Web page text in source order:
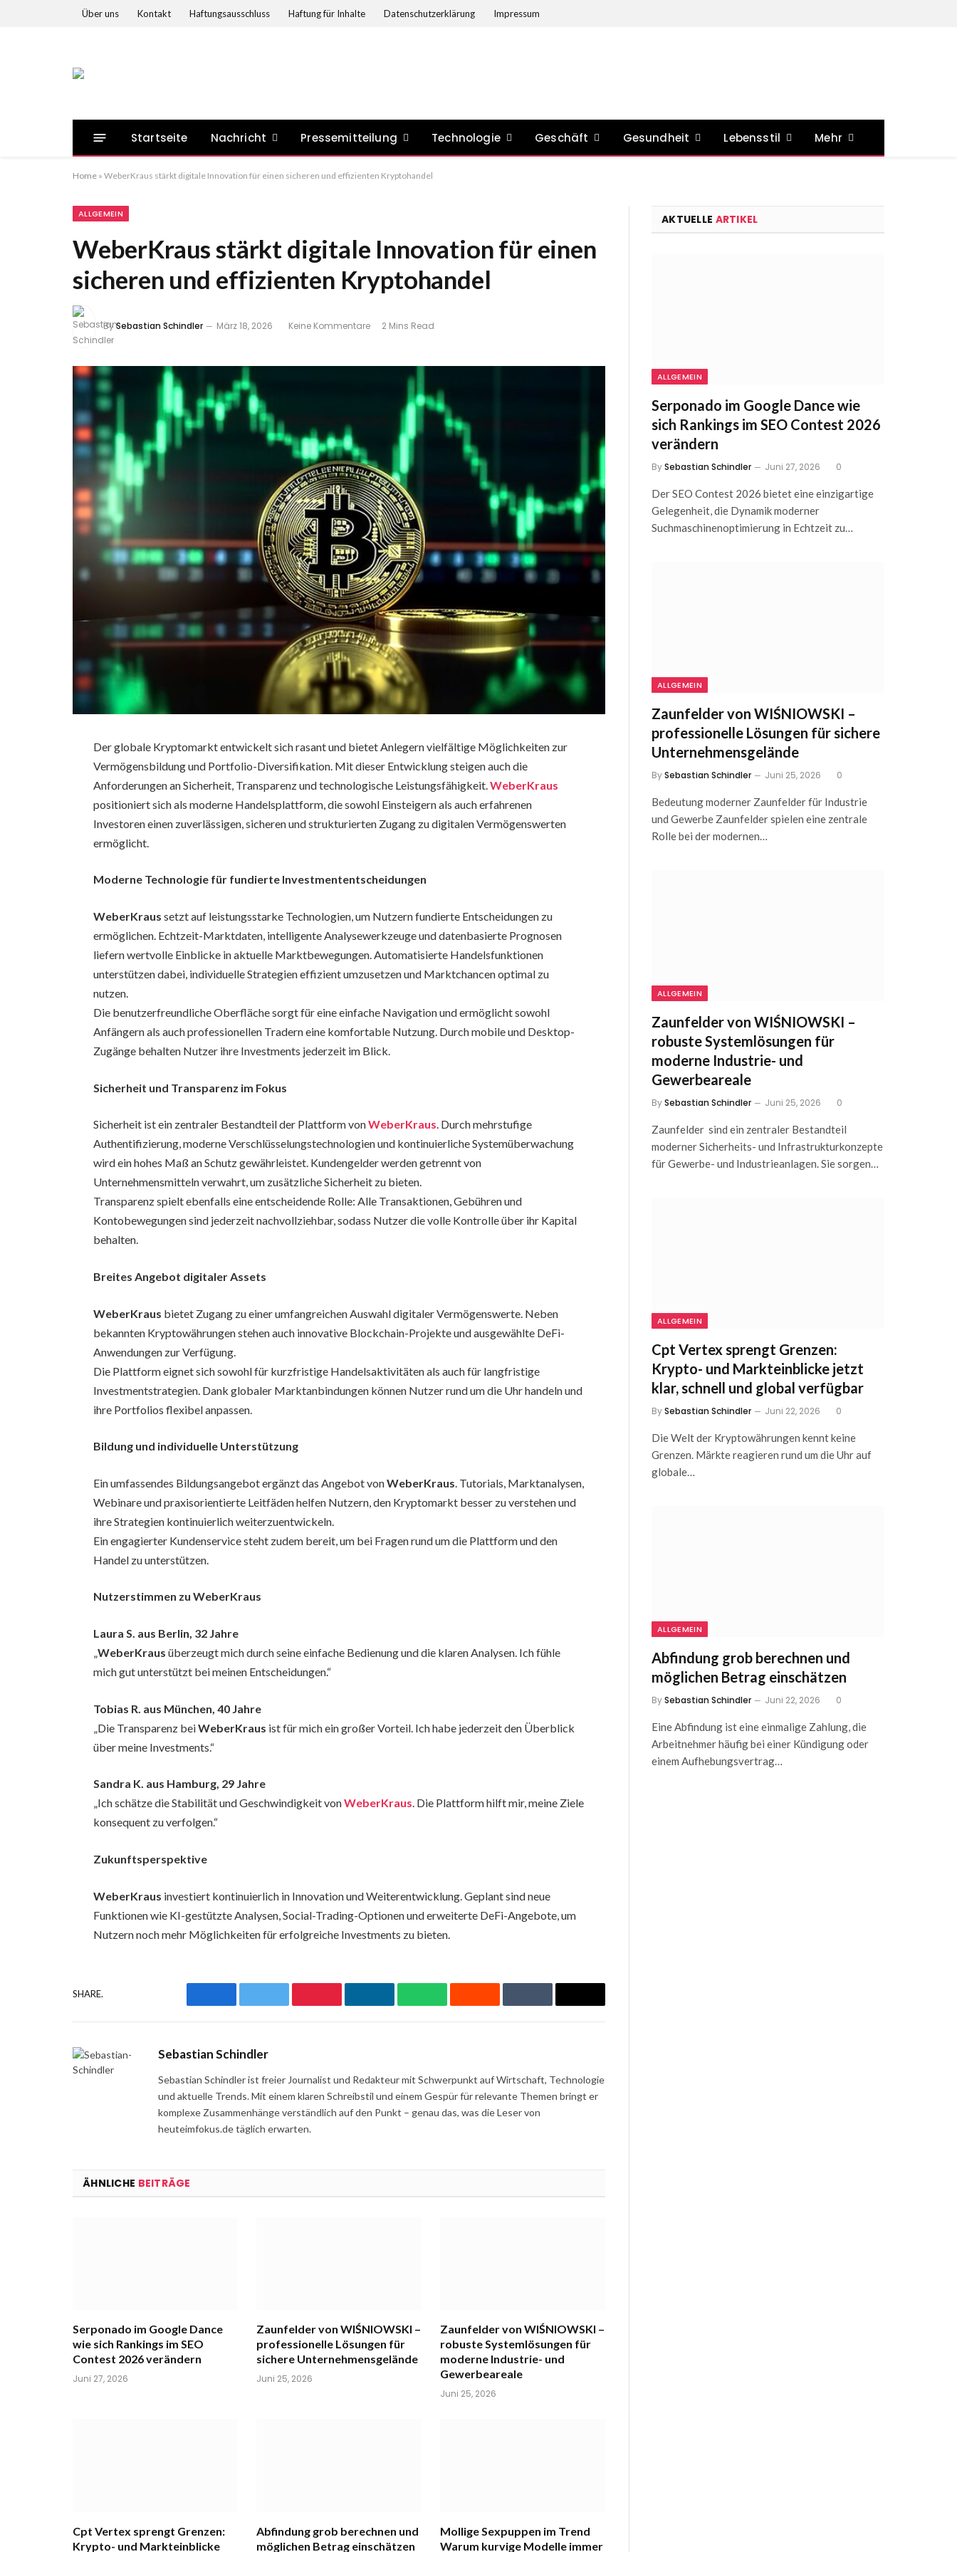
Über uns Kontakt Haftungsausschluss Haftung für Inhalte Datenschutzerklärung Impressum
Startseite Nachricht Pressemitteilung Technologie Geschäft Gesundheit Lebensstil Mehr
Home » WeberKraus stärkt digitale Innovation für einen sicheren und effizienten Kryptohandel
ALLGEMEIN
WeberKraus stärkt digitale Innovation für einen
sicheren und effizienten Kryptohandel
BySebastian Schindler März 18, 2026 Keine Kommentare 2 Mins Read
Der globale Kryptomarkt entwickelt sich rasant und bietet Anlegern vielfältige Möglichkeiten zur
Vermögensbildung und Portfolio-Diversifikation. Mit dieser Entwicklung steigen auch die
Anforderungen an Sicherheit, Transparenz und technologische Leistungsfähigkeit.WeberKraus
positioniert sich als moderne Handelsplattform, die sowohl Einsteigern als auch erfahrenen
Investoren einen zuverlässigen, sicheren und strukturierten Zugang zu digitalen Vermögenswerten
ermöglicht.
Moderne Technologie für fundierte Investmententscheidungen
WeberKraus setzt auf leistungsstarke Technologien, um Nutzern fundierte Entscheidungen zu
ermöglichen. Echtzeit-Marktdaten, intelligente Analysewerkzeuge und datenbasierte Prognosen
liefern wertvolle Einblicke in aktuelle Marktbewegungen. Automatisierte Handelsfunktionen
unterstützen dabei, individuelle Strategien effizient umzusetzen und Marktchancen optimal zu
nutzen.
Die benutzerfreundliche Oberfläche sorgt für eine einfache Navigation und ermöglicht sowohl
Anfängern als auch professionellen Tradern eine komfortable Nutzung. Durch mobile und Desktop-
Zugänge behalten Nutzer ihre Investments jederzeit im Blick.
Sicherheit und Transparenz im Fokus
Sicherheit ist ein zentraler Bestandteil der Plattform vonWeberKraus. Durch mehrstufige
Authentifizierung, moderne Verschlüsselungstechnologien und kontinuierliche Systemüberwachung
wird ein hohes Maß an Schutz gewährleistet. Kundengelder werden getrennt von
Unternehmensmitteln verwahrt, um zusätzliche Sicherheit zu bieten.
Transparenz spielt ebenfalls eine entscheidende Rolle: Alle Transaktionen, Gebühren und
Kontobewegungen sind jederzeit nachvollziehbar, sodass Nutzer die volle Kontrolle über ihr Kapital
behalten.
Breites Angebot digitaler Assets
WeberKraus bietet Zugang zu einer umfangreichen Auswahl digitaler Vermögenswerte. Neben
bekannten Kryptowährungen stehen auch innovative Blockchain-Projekte und ausgewählte DeFi-
Anwendungen zur Verfügung.
Die Plattform eignet sich sowohl für kurzfristige Handelsaktivitäten als auch für langfristige
Investmentstrategien. Dank globaler Marktanbindungen können Nutzer rund um die Uhr handeln und
ihre Portfolios flexibel anpassen.
Bildung und individuelle Unterstützung
Ein umfassendes Bildungsangebot ergänzt das Angebot vonWeberKraus. Tutorials, Marktanalysen,
Webinare und praxisorientierte Leitfäden helfen Nutzern, den Kryptomarkt besser zu verstehen und
ihre Strategien kontinuierlich weiterzuentwickeln.
Ein engagierter Kundenservice steht zudem bereit, um bei Fragen rund um die Plattform und den
Handel zu unterstützen.
Nutzerstimmen zu WeberKraus
Laura S. aus Berlin, 32 Jahre
„WeberKraus überzeugt mich durch seine einfache Bedienung und die klaren Analysen. Ich fühle
mich gut unterstützt bei meinen Entscheidungen.“
Tobias R. aus München, 40 Jahre
„Die Transparenz beiWeberKraus ist für mich ein großer Vorteil. Ich habe jederzeit den Überblick
über meine Investments.“
Sandra K. aus Hamburg, 29 Jahre
„Ich schätze die Stabilität und Geschwindigkeit vonWeberKraus. Die Plattform hilft mir, meine Ziele
konsequent zu verfolgen.“
Zukunftsperspektive
WeberKraus investiert kontinuierlich in Innovation und Weiterentwicklung. Geplant sind neue
Funktionen wie KI-gestützte Analysen, Social-Trading-Optionen und erweiterte DeFi-Angebote, um
Nutzern noch mehr Möglichkeiten für erfolgreiche Investments zu bieten.
SHARE.
FacebookTwitter PinterestLinkedIn WhatsAppReddit Tumblr Email
Sebastian Schindler
Sebastian Schindler ist freier Journalist und Redakteur mit Schwerpunkt auf Wirtschaft, Technologie
und aktuelle Trends. Mit einem klaren Schreibstil und einem Gespür für relevante Themen bringt er
komplexe Zusammenhänge verständlich auf den Punkt – genau das, was die Leser von
heuteimfokus.de täglich erwarten.
ÄHNLICHE BEITRÄGE
Serponado im Google Dance
wie sich Rankings im SEO
Contest 2026 verändern
Juni 27, 2026
Zaunfelder von WIŚNIOWSKI –
professionelle Lösungen für
sichere Unternehmensgelände
Juni 25, 2026
Zaunfelder von WIŚNIOWSKI –
robuste Systemlösungen für
moderne Industrie- und
Gewerbeareale
Juni 25, 2026
Cpt Vertex sprengt Grenzen:
Krypto- und Markteinblicke
Abfindung grob berechnen und
möglichen Betrag einschätzen
Mollige Sexpuppen im Trend
Warum kurvige Modelle immer
AKTUELLE ARTIKEL
ALLGEMEIN
Serponado im Google Dance wie
sich Rankings im SEO Contest 2026
verändern
BySebastian Schindler Juni 27, 2026 0
Der SEO Contest 2026 bietet eine einzigartige
Gelegenheit, die Dynamik moderner
Suchmaschinenoptimierung in Echtzeit zu…
ALLGEMEIN
Zaunfelder von WIŚNIOWSKI –
professionelle Lösungen für sichere
Unternehmensgelände
BySebastian Schindler Juni 25, 2026 0
Bedeutung moderner Zaunfelder für Industrie
und Gewerbe Zaunfelder spielen eine zentrale
Rolle bei der modernen…
ALLGEMEIN
Zaunfelder von WIŚNIOWSKI –
robuste Systemlösungen für
moderne Industrie- und
Gewerbeareale
BySebastian Schindler Juni 25, 2026 0
Zaunfelder sind ein zentraler Bestandteil
moderner Sicherheits- und Infrastrukturkonzepte
für Gewerbe- und Industrieanlagen. Sie sorgen…
ALLGEMEIN
Cpt Vertex sprengt Grenzen:
Krypto- und Markteinblicke jetzt
klar, schnell und global verfügbar
BySebastian Schindler Juni 22, 2026 0
Die Welt der Kryptowährungen kennt keine
Grenzen. Märkte reagieren rund um die Uhr auf
globale…
ALLGEMEIN
Abfindung grob berechnen und
möglichen Betrag einschätzen
BySebastian Schindler Juni 22, 2026 0
Eine Abfindung ist eine einmalige Zahlung, die
Arbeitnehmer häufig bei einer Kündigung oder
einem Aufhebungsvertrag…